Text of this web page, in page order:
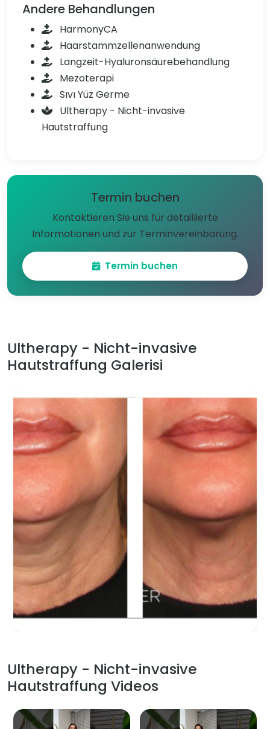
Andere Behandlungen
HarmonyCA
Haarstammzellenanwendung
Langzeit-Hyaluronsäurebehandlung
Mezoterapi
Sıvı Yüz Germe
Ultherapy - Nicht-invasive
Hautstraffung
Termin buchen
Kontaktieren Sie uns für detaillierte
Informationen und zur Terminvereinbarung.
Termin buchen
Ultherapy - Nicht-invasive
Hautstraffung Galerisi
Ultherapy - Nicht-invasive
Hautstraffung Videos